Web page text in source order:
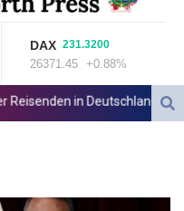
AMD
AOA
918.000162
DAX 231.3200
26371.45 +0.88%
in Deutschland lässt